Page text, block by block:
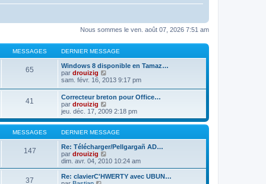
Nous sommes le ven. août 07, 2026 7:51 am
MESSAGES DERNIER MESSAGE
65
Windows 8 disponible en Tamaz…
par drouizig
o
u
l
t
e
r
l
d
e
r
n
i
sam. févr. 16, 2013 9:17 pm
41
Correcteur breton pour Office…
par drouizig
o
n
s
u
l
t
r
l
e
jeu. déc. 17, 2009 2:18 pm
MESSAGES DERNIER MESSAGE
147
Re: Télécharger/Pellgargañ AD…
par drouizig
o
n
s
dim. avr. 04, 2010 10:24 am
37
Re: clavierC'HWERTY avec UBUN…